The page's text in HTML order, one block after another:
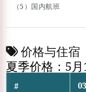
（5）国内航班
价格与住宿
夏季价格：5
#